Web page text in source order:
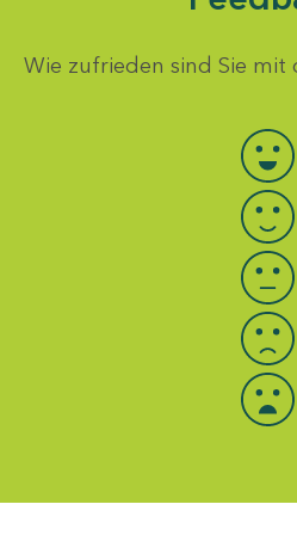
Wie zufrieden sind Sie mit